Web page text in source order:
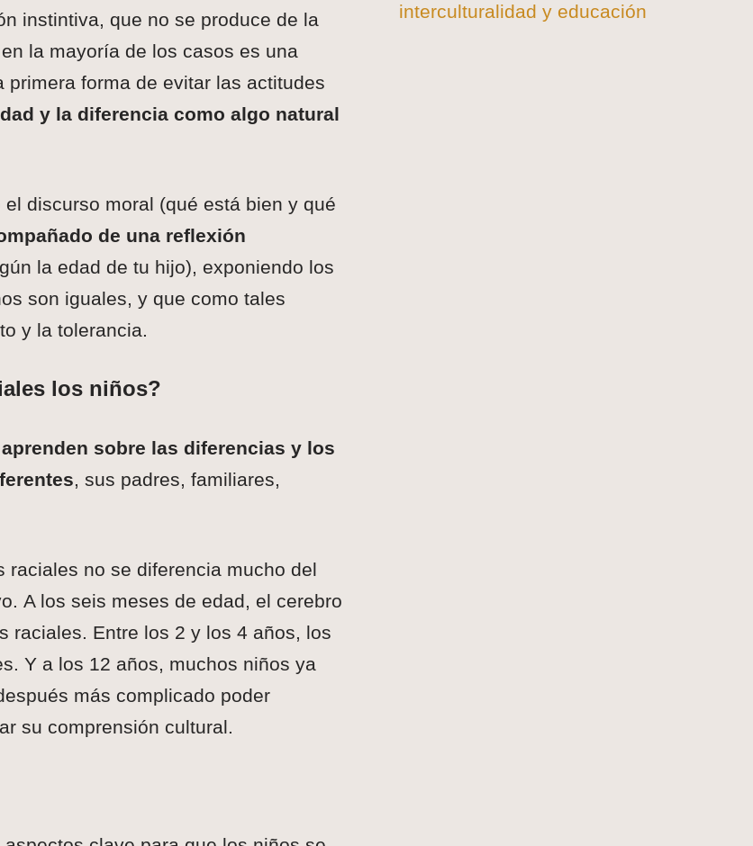
instintiva, que no se produce de la
la mayoría de los casos es una
forma de evitar las actitudes
y la diferencia como algo natural
discurso moral (qué está bien y qué
de una reflexión
la edad de tu hijo), exponiendo los
son iguales, y que como tales
y la tolerancia.
los niños?
sobre las diferencias y los
, sus padres, familiares,
no se diferencia mucho del
A los seis meses de edad, el cerebro
raciales. Entre los 2 y los 4 años, los
Y a los 12 años, muchos niños ya
más complicado poder
su comprensión cultural.
interculturalidad y educación